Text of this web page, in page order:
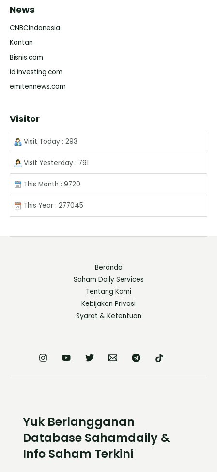
News
CNBCIndonesia
Kontan
Bisnis.com
id.investing.com
emitennews.com
Visitor
Visit Today : 293
Visit Yesterday : 791
This Month : 9720
This Year : 277045
Beranda
Saham Daily Services
Tentang Kami
Kebijakan Privasi
Syarat & Ketentuan
Yuk Berlangganan
Database Sahamdaily &
Info Saham Terkini